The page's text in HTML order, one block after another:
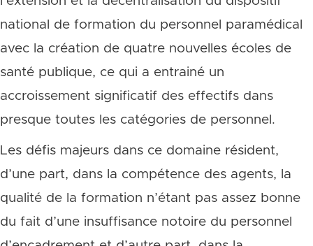
national de formation du personnel paramédical
avec la création de quatre nouvelles écoles de
santé publique, ce qui a entrainé un
accroissement significatif des effectifs dans
presque toutes les catégories de personnel.
Les défis majeurs dans ce domaine résident,
d’une part, dans la compétence des agents, la
qualité de la formation n’étant pas assez bonne
du fait d’une insuffisance notoire du personnel